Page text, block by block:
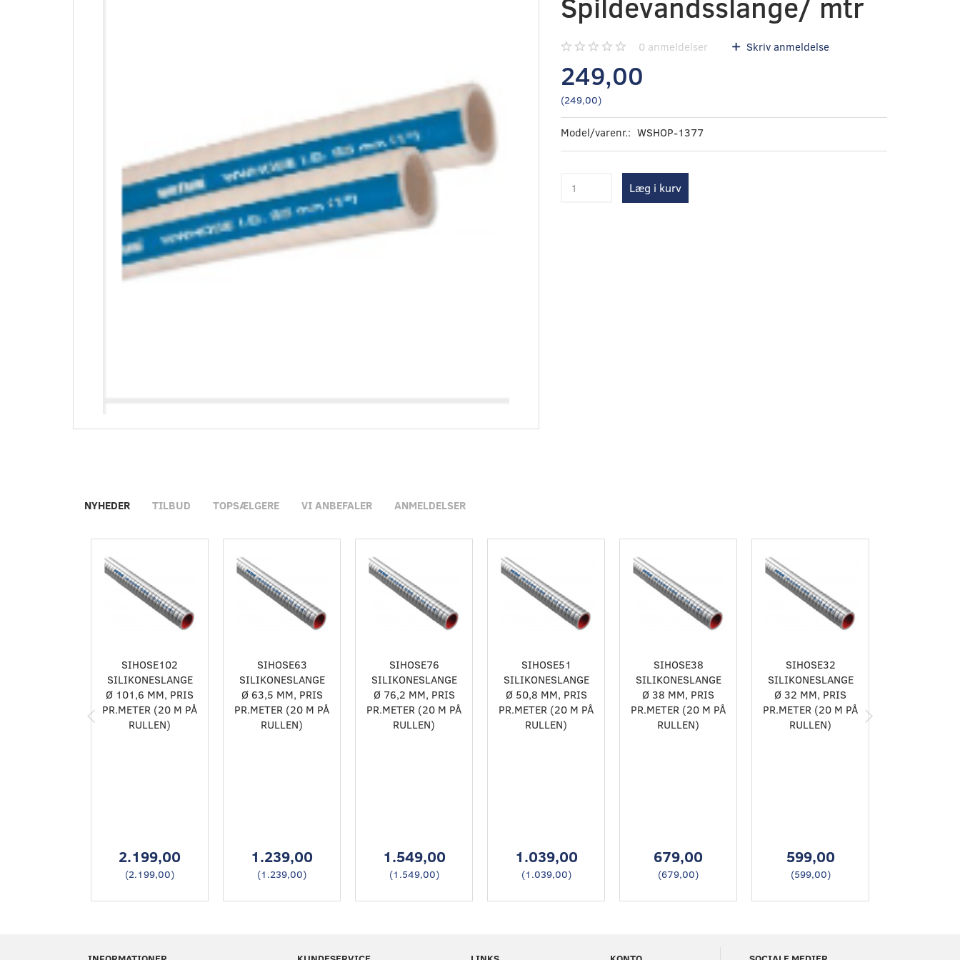
0 anmeldelser Skriv anmeldelse
249,00
(249,00)
Model/varenr.: WSHOP-1377
Læg i kurv
NYHEDER TILBUD TOPSÆLGERE VI ANBEFALER ANMELDELSER
SIHOSE102
SILIKONESLANGE
Ø 101,6 MM, PRIS
PR.METER (20 M PÅ
RULLEN)
2.199,00
(2.199,00)
SIHOSE63
SILIKONESLANGE
Ø 63,5 MM, PRIS
PR.METER (20 M PÅ
RULLEN)
1.239,00
(1.239,00)
SIHOSE76
SILIKONESLANGE
Ø 76,2 MM, PRIS
PR.METER (20 M PÅ
RULLEN)
1.549,00
(1.549,00)
SIHOSE51
SILIKONESLANGE
Ø 50,8 MM, PRIS
PR.METER (20 M PÅ
RULLEN)
1.039,00
(1.039,00)
SIHOSE38
SILIKONESLANGE
Ø 38 MM, PRIS
PR.METER (20 M PÅ
RULLEN)
679,00
(679,00)
SIHOSE32
SILIKONESLANGE
Ø 32 MM, PRIS
PR.METER (20 M PÅ
RULLEN)
599,00
(599,00)